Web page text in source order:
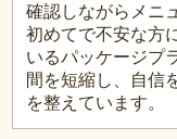
確認しながらメニ
初めてで不安な方
いるパッケージプ
間を短縮し、自信
を整えています。